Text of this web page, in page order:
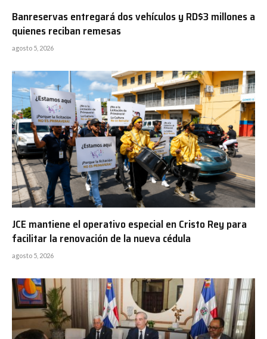
Banreservas entregará dos vehículos y RD$3 millones a
quienes reciban remesas
agosto 5, 2026
JCE mantiene el operativo especial en Cristo Rey para
facilitar la renovación de la nueva cédula
agosto 5, 2026